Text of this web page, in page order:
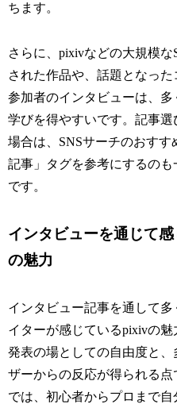
ちます。
さらに、pixivなどの大規模な
された作品や、話題となった
参加者のインタビューは、多
学びを得やすいです。記事選
場合は、SNSサーチのおすす
記事」タグを参考にするのも
です。
インタビューを通じて
の魅力
インタビュー記事を通して多
イターが感じているpixivの魅
発表の場としての自由度と、
ザーからの反応が得られる点
では、初心者からプロまで自